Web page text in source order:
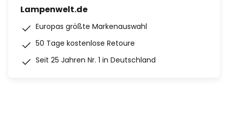
Lampenwelt.de
Europas größte Markenauswahl
50 Tage kostenlose Retoure
Seit 25 Jahren Nr. 1 in Deutschland